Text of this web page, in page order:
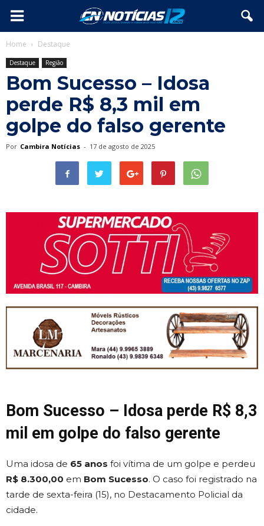
Home Destaque
Destaque Região
Bom Sucesso – Idosa
perde R$ 8,3 mil em
golpe do falso gerente
Por Cambira Notícias - 17 de agosto de 2025
Bom Sucesso – Idosa perde R$ 8,3
mil em golpe do falso gerente
Uma idosa de 65 anos foi vítima de um golpe e perdeu
R$ 8.300,00 em Bom Sucesso. O caso foi registrado na
tarde de sexta-feira (15), no Destacamento Policial da
cidade.